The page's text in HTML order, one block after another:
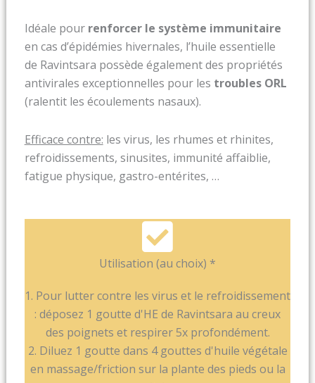
Idéale pour renforcer le système immunitaire
en cas d’épidémies hivernales, l’huile essentielle
de Ravintsara possède également des propriétés
antivirales exceptionnelles pour les troubles ORL
(ralentit les écoulements nasaux).
Efficace contre: les virus, les rhumes et rhinites,
refroidissements, sinusites, immunité affaiblie,
fatigue physique, gastro-entérites, …
Utilisation (au choix) *
1. Pour lutter contre les virus et le refroidissement
: déposez 1 goutte d'HE de Ravintsara au creux
des poignets et respirer 5x profondément.
2. Diluez 1 goutte dans 4 gouttes d'huile végétale
en massage/friction sur la plante des pieds ou la